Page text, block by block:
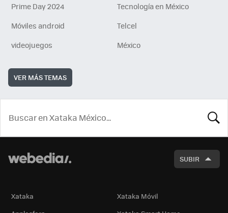
Prime Day 2024
Tecnología en México
Móviles android
Telcel
videojuegos
México
VER MÁS TEMAS
SUBIR
Xataka
Xataka Móvil